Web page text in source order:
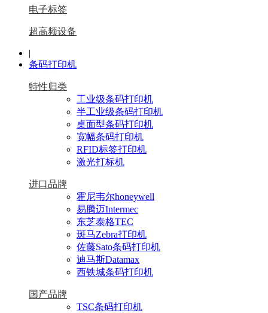
电子标签
超高频设备
|
条码打印机
特性归类
工业级条码打印机
半工业级条码打印机
桌面型条码打印机
宽幅条码打印机
RFID标签打印机
激光打标机
进口品牌
霍尼韦尔honeywell
易腾迈Intermec
东芝泰格TEC
斑马Zebra打印机
佐藤Sato条码打印机
迪马斯Datamax
西铁城条码打印机
国产品牌
TSC条码打印机